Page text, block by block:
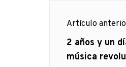
de
Artículo
Artículo
anterior
2 años y un
música